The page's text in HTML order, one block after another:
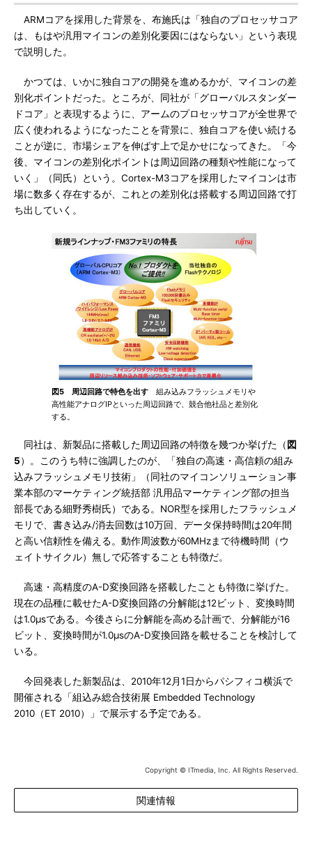
ARMコアを採用した背景を、布施氏は「独自のプロセッサコア
は、もはや汎用マイコンの差別化要因にはならない」という表現
で説明した。
かつては、いかに独自コアの開発を進めるかが、マイコンの差
別化ポイントだった。ところが、同社が「グローバルスタンダー
ドコア」と表現するように、アームのプロセッサコアが全世界で
広く使われるようになったことを背景に、独自コアを使い続ける
ことが逆に、市場シェアを伸ばす上で足かせになってきた。「今
後、マイコンの差別化ポイントは周辺回路の種類や性能になって
いく」（同氏）という。Cortex-M3コアを採用したマイコンは市
場に数多く存在するが、これとの差別化は搭載する周辺回路で打
ち出していく。
図5 周辺回路で特色を出す 組み込みフラッシュメモリや
高性能アナログIPといった周辺回路で、競合他社品と差別化
する。
同社は、新製品に搭載した周辺回路の特徴を幾つか挙げた（ 図
5）。このうち特に強調したのが、「独自の高速・高信頼の組み
込みフラッシュメモリ技術」（同社のマイコンソリューション事
業本部のマーケティング統括部 汎用品マーケティング部の担当
部長である細野秀樹氏）である。NOR型を採用したフラッシュメ
モリで、書き込み/消去回数は10万回、データ保持時間は20年間
と高い信頼性を備える。動作周波数が60MHzまで待機時間（ウ
ェイトサイクル）無しで応答することも特徴だ。
高速・高精度のA-D変換回路を搭載したことも特徴に挙げた。
現在の品種に載せたA-D変換回路の分解能は12ビット、変換時間
は1.0μsである。今後さらに分解能を高める計画で、分解能が16
ビット、変換時間が1.0μsのA-D変換回路を載せることを検討して
いる。
今回発表した新製品は、2010年12月1日からパシフィコ横浜で
開催される「組込み総合技術展 Embedded Technology
2010（ET 2010）」で展示する予定である。
Copyright © ITmedia, Inc. All Rights Reserved.
関連情報